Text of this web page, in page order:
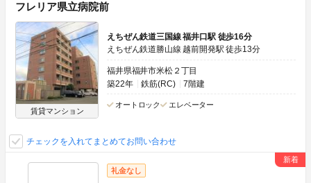
フレリア県立病院前
賃貸マンション
えちぜん鉄道三国線 福井口駅 徒歩16分
えちぜん鉄道勝山線 越前開発駅 徒歩13分
福井県福井市米松２丁目
築22年
鉄筋(RC) 7階建
オートロック エレベーター
チェックを入れてまとめてお問い合わせ
礼金なし